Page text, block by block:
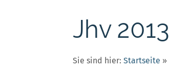
Jhv 2013
Sie sind hier: Startseite »